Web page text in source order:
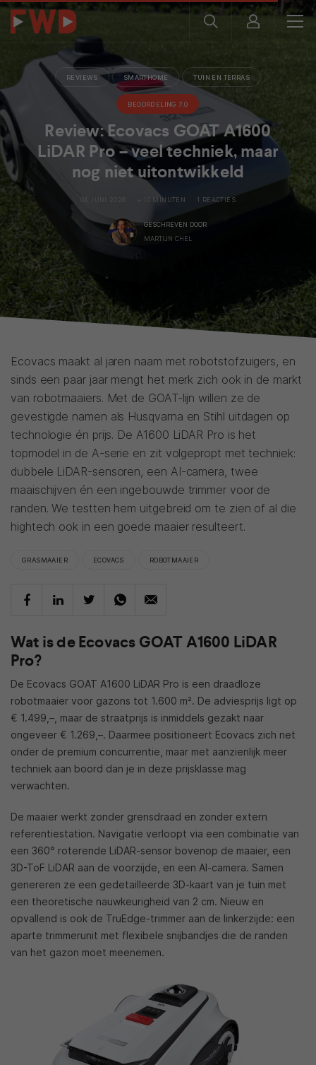
REVIEWS SMARTHOME TUIN EN TERRAS
BEOORDELING 7.0
Review: Ecovacs GOAT A1600
LiDAR Pro – veel techniek, maar
nog niet uitontwikkeld
+ 10 MINUTEN 1 REACTIES
GESCHREVEN DOOR
MARTIJN CHEL
Ecovacs maakt al jaren naam met robotstofzuigers, en
sinds een paar jaar mengt het merk zich ook in de markt
van robotmaaiers. Met de GOAT-lijn willen ze de
gevestigde namen als Husqvarna en Stihl uitdagen op
technologie én prijs. De A1600 LiDAR Pro is het
topmodel in de A-serie en zit volgepropt met techniek:
dubbele LiDAR-sensoren, een AI-camera, twee
maaischijven én een ingebouwde trimmer voor de
randen. We testten hem uitgebreid om te zien of al die
hightech ook in een goede maaier resulteert.
GRASMAAIER ECOVACS ROBOTMAAIER
Wat is de Ecovacs GOAT A1600 LiDAR
Pro?
De Ecovacs GOAT A1600 LiDAR Pro is een draadloze
robotmaaier voor gazons tot 1.600 m². De adviesprijs ligt op
€ 1.499,–, maar de straatprijs is inmiddels gezakt naar
ongeveer € 1.269,–. Daarmee positioneert Ecovacs zich net
onder de premium concurrentie, maar met aanzienlijk meer
techniek aan boord dan je in deze prijsklasse mag
verwachten.
De maaier werkt zonder grensdraad en zonder extern
referentiestation. Navigatie verloopt via een combinatie van
een 360° roterende LiDAR-sensor bovenop de maaier, een
3D-ToF LiDAR aan de voorzijde, en een AI-camera. Samen
genereren ze een gedetailleerde 3D-kaart van je tuin met
een theoretische nauwkeurigheid van 2 cm. Nieuw en
opvallend is ook de TruEdge-trimmer aan de linkerzijde: een
aparte trimmerunit met flexibele snijbandjes die de randen
van het gazon moet meenemen.